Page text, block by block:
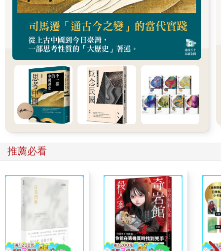
❷ 台北刑務所，日治時期興建的現代化監獄，後為台北監獄，位
於金山南路、金華街一帶。
❸ 柊牧場，一八九六年由日人塚本喜三郎於今台北東門旁開設的
牧場，是台灣的第一家牧場，戰後由台灣畜產公司接收。
❹ 一九四五年五月三十一日，台北遭受美軍航空隊的大轟炸，這
天的大規模攻擊是台北歷史上最慘重的空襲，被稱為「台北大空
台北毀滅日
從小觀音山繞過去，結果正好親眼目睹美軍飛機大舉來襲，我們
的首都台北陷入毀滅。
剛要越過稜線進入高原時，先看到三機四編隊的Ｂ－２４低飛得
很詭異，從稜線上空約一百公尺處轟然而過。我心裡想，終於要
對山間要塞部隊展開攻擊啦，趕緊趴倒在草叢坳地裡。結果共計
十幾波的十二機編隊，幾乎毫無間斷地越過稜線，朝十餘公里前
方的台北市街飛去，之後就聽見宛如遠雷一般的爆炸聲響，並且
推薦必看